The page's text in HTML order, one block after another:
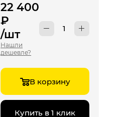
22 400
₽
/шт
Нашли
дешевле?
В корзину
Купить в 1 клик